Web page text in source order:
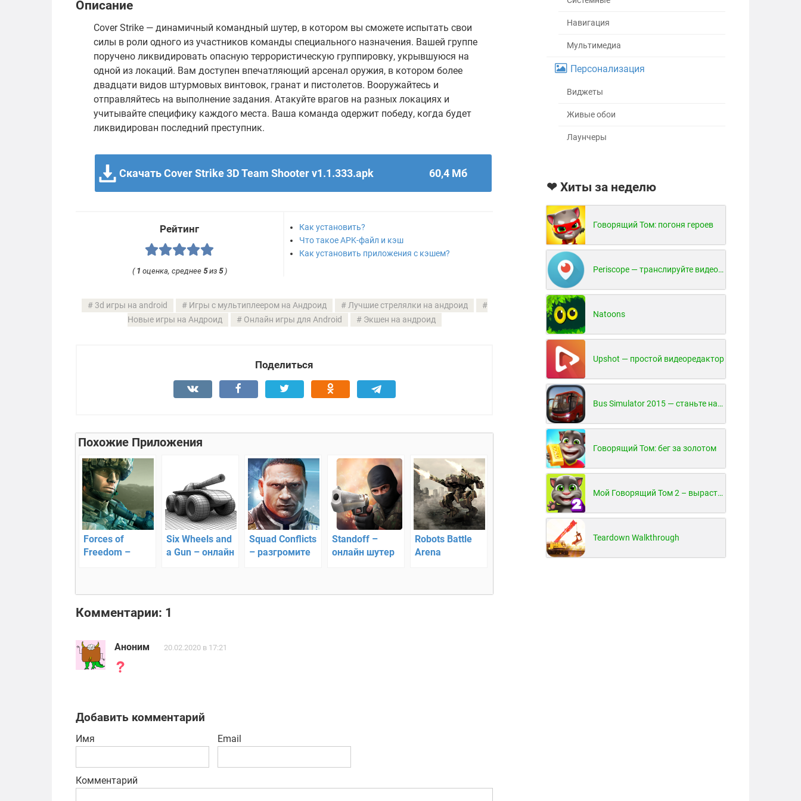
Описание
Cover Strike — динамичный командный шутер, в котором вы сможете испытать свои
силы в роли одного из участников команды специального назначения. Вашей группе
поручено ликвидировать опасную террористическую группировку, укрывшуюся на
одной из локаций. Вам доступен впечатляющий арсенал оружия, в котором более
двадцати видов штурмовых винтовок, гранат и пистолетов. Вооружайтесь и
отправляйтесь на выполнение задания. Атакуйте врагов на разных локациях и
учитывайте специфику каждого места. Ваша команда одержит победу, когда будет
ликвидирован последний преступник.
Скачать Cover Strike 3D Team Shooter v1.1.333.apk 60,4 Мб
Рейтинг
( 1 оценка, среднее 5из 5)
Как установить?
Что такое APK-файл и кэш
Как установить приложения с кэшем?
3d игры на android Игры с мультиплеером на Андроид
Лучшие стрелялки на андроид
Новые игры на Андроид
Онлайн игры для Android Экшен на андроид
Поделиться
Похожие Приложения
Forces of
Freedom –
Six Wheels and
a Gun – онлайн
Squad Conflicts
– разгромите
Standoff –
онлайн шутер
Robots Battle
Arena
Комментарии: 1
Аноним 20.02.2020 в 17:21
Добавить комментарий
Имя Email
Комментарий
Навигация
Мультимедиа
Персонализация
Виджеты
Живые обои
Лаунчеры
❤ Хиты за неделю
Говорящий Том: погоня героев
Periscope — транслируйте видео в реальном времени!
Natoons
Upshot — простой видеоредактор
Bus Simulator 2015 — станьте настоящим водителем автобуса!
Говорящий Том: бег за золотом
Мой Говорящий Том 2 – вырасти и воспитай своего котенка
Teardown Walkthrough